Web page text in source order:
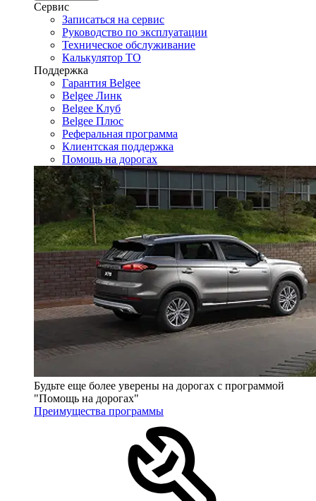
Сервис
Записаться на сервис
Руководство по эксплуатации
Техническое обслуживание
Калькулятор ТО
Поддержка
Гарантия Belgee
Belgee Линк
Belgee Клуб
Belgee Плюс
Реферальная программа
Клиентская поддержка
Помощь на дорогах
Будьте еще более уверены на дорогах с программой
"Помощь на дорогах"
Преимущества программы